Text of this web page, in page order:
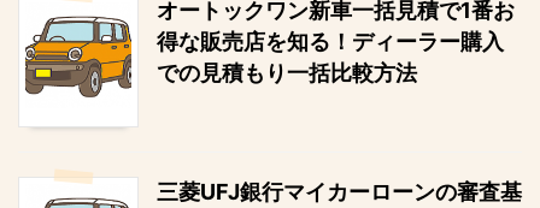
オートックワン新車一括見積で1番お
得な販売店を知る！ディーラー購入
での見積もり一括比較方法
三菱UFJ銀行マイカーローンの審査基